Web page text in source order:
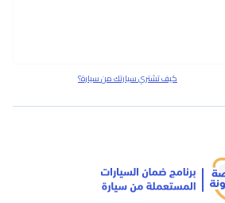
كيف تشتري سيارتك من سيارة؟